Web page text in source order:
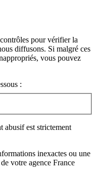
pour vérifier la
diffusons. Si malgré ces
vous pouvez
:
abusif est strictement
inexactes ou une
votre agence France